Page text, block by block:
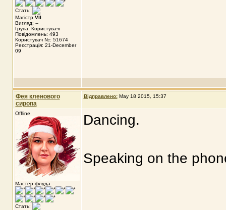
Стать:
Магістр VII
Вигляд: --
Група: Користувачі
Повідомлень: 493
Користувач №: 51674
Реєстрація: 21-December
09
Фея кленового
сиропа
Відправлено: May 18 2015, 15:37
Offline
Мастер флуда
Стать:
Dancing.
Speaking on the